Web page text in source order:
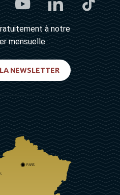
à notre
mensuelle
NEWSLETTER
PARIS